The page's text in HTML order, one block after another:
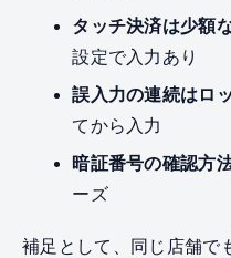
タッチ決済は少額
設定で入力あり
誤入力の連続はロ
てから入力
暗証番号の確認方
ーズ
補足として、同じ店舗で